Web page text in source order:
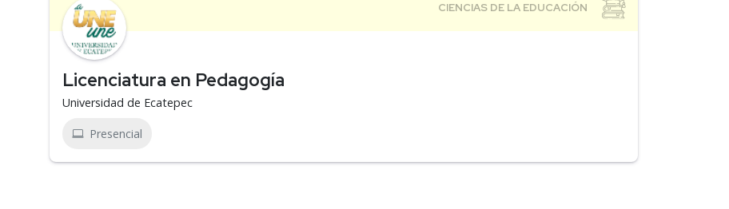
Licenciatura en Pedagogía
Universidad de Ecatepec
Presencial